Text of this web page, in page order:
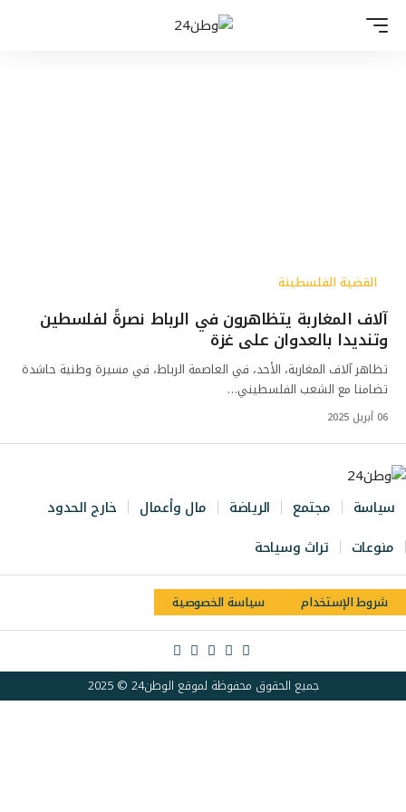
القضية الفلسطينة
آلاف المغاربة يتظاهرون في الرباط نصرةً لفلسطين
وتنديدا بالعدوان على غزة
تظاهر آلاف المغاربة، الأحد، في العاصمة الرباط، في مسيرة وطنية حاشدة
تضامنا مع الشعب الفلسطيني…
06 أبريل 2025
سياسة مجتمع الرياضة مال وأعمال
خارج الحدود
منوعات
تراث وسياحة
شروط الإستخدام سياسة الخصوصية
جميع الحقوق محفوظة لموقع الوطن24 © 2025